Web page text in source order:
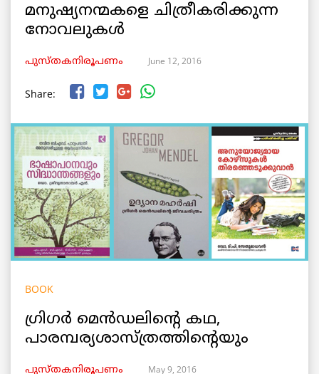
മനുഷ്യനന്മകളെ ചിത്രീകരിക്കുന്ന
നോവലുകള്‍
പുസ്തകനിരൂപണം June 12, 2016
Share:
BOOK
ഗ്രിഗര്‍ മെന്‍ഡലിന്റെ കഥ,
പാരമ്പര്യശാസ്ത്രത്തിന്റെയും
പുസ്തകനിരൂപണം May 9, 2016